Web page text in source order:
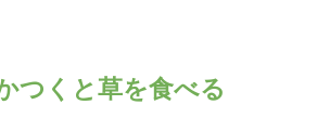
つくと草を食べる